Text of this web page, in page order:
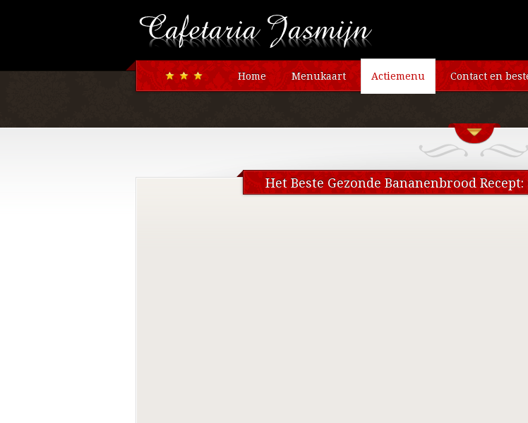
Home Menukaart Actiemenu Contact en
Het Beste Gezonde Bananenbrood